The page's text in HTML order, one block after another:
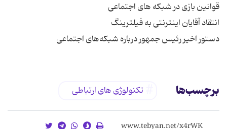
دستور اخیر رئیس جمهور درباره شبکه‌های اجتماعی
برچسب‌ها تکنولوژی های ارتباطی